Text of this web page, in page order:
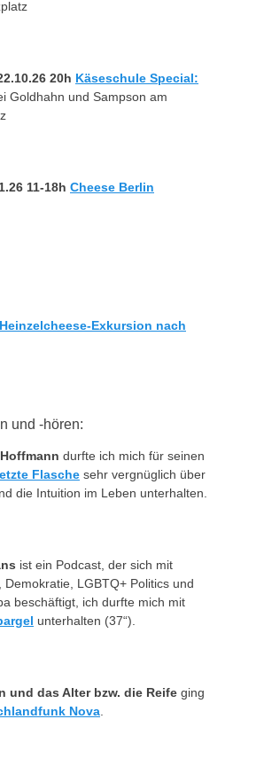
20h Käseschule Special:
Goldhahn und Sampson am
11-18h Cheese Berlin
Heinzelcheese-Exkursion nach
und -hören:
durfte ich mich für seinen
Flasche sehr vergnüglich über
die Intuition im Leben unterhalten.
ist ein Podcast, der sich mit
Demokratie, LGBTQ+ Politics und
beschäftigt, ich durfte mich mit
unterhalten (37“).
und das Alter bzw. die Reife ging
Nova